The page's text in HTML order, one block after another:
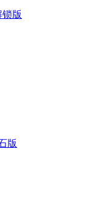
版
版